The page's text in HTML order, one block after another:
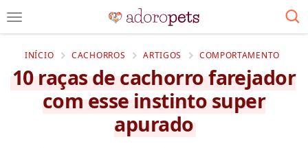
INÍCIO CACHORROS ARTIGOS COMPORTAMENTO
10 raças de cachorro farejador
com esse instinto super
apurado